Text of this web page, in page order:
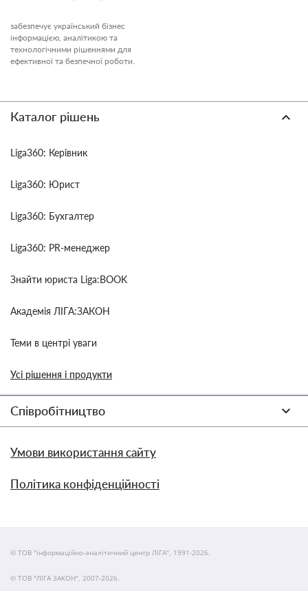
забезпечує український бізнес
інформацією, аналітикою та
технологічними рішеннями для
ефективної та безпечної роботи.
Каталог рішень
Liga360: Керівник
Liga360: Юрист
Liga360: Бухгалтер
Liga360: PR-менеджер
Знайти юриста Liga:BOOK
Академія ЛІГА:ЗАКОН
Теми в центрі уваги
Усі рішення і продукти
Співробітництво
Умови використання сайту
Політика конфіденційності
© ТОВ "інформаційно-аналітичний центр ЛІГА", 1991-2026.
© ТОВ "ЛІГА ЗАКОН", 2007-2026.